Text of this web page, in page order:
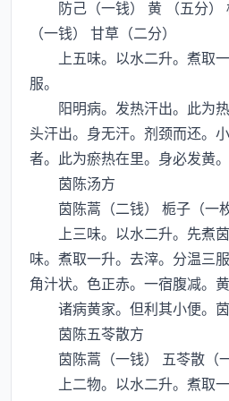
防己（一钱） 黄 （五分）
（一钱） 甘草（二分）
上五味。以水二升。煮取一
服。
阳明病。发热汗出。此为热
头汗出。身无汗。剂颈而还。
者。此为瘀热在里。身必发黄
茵陈汤方
茵陈蒿（二钱） 栀子（一枚
上三味。以水二升。先煮
味。煮取一升。去滓。分温三
角汁状。色正赤。一宿腹减。
诸病黄家。但利其小便。茵
茵陈五苓散方
茵陈蒿（一钱） 五苓散（一
上二物。以水二升。煮取一